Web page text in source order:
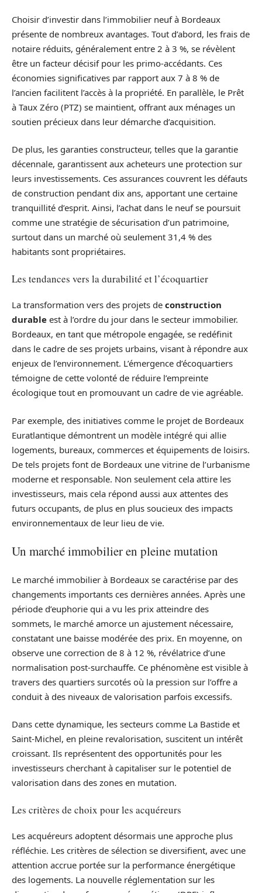
Choisir d’investir dans l’immobilier neuf à Bordeaux
présente de nombreux avantages. Tout d’abord, les frais de
notaire réduits, généralement entre 2 à 3 %, se révèlent
être un facteur décisif pour les primo-accédants. Ces
économies significatives par rapport aux 7 à 8 % de
l’ancien facilitent l’accès à la propriété. En parallèle, le Prêt
à Taux Zéro (PTZ) se maintient, offrant aux ménages un
soutien précieux dans leur démarche d’acquisition.
De plus, les garanties constructeur, telles que la garantie
décennale, garantissent aux acheteurs une protection sur
leurs investissements. Ces assurances couvrent les défauts
de construction pendant dix ans, apportant une certaine
tranquillité d’esprit. Ainsi, l’achat dans le neuf se poursuit
comme une stratégie de sécurisation d’un patrimoine,
surtout dans un marché où seulement 31,4 % des
habitants sont propriétaires.
Les tendances vers la durabilité et l’écoquartier
La transformation vers des projets de construction
durable est à l’ordre du jour dans le secteur immobilier.
Bordeaux, en tant que métropole engagée, se redéfinit
dans le cadre de ses projets urbains, visant à répondre aux
enjeux de l’environnement. L’émergence d’écoquartiers
témoigne de cette volonté de réduire l’empreinte
écologique tout en promouvant un cadre de vie agréable.
Par exemple, des initiatives comme le projet de Bordeaux
Euratlantique démontrent un modèle intégré qui allie
logements, bureaux, commerces et équipements de loisirs.
De tels projets font de Bordeaux une vitrine de l’urbanisme
moderne et responsable. Non seulement cela attire les
investisseurs, mais cela répond aussi aux attentes des
futurs occupants, de plus en plus soucieux des impacts
environnementaux de leur lieu de vie.
Un marché immobilier en pleine mutation
Le marché immobilier à Bordeaux se caractérise par des
changements importants ces dernières années. Après une
période d’euphorie qui a vu les prix atteindre des
sommets, le marché amorce un ajustement nécessaire,
constatant une baisse modérée des prix. En moyenne, on
observe une correction de 8 à 12 %, révélatrice d’une
normalisation post-surchauffe. Ce phénomène est visible à
travers des quartiers surcotés où la pression sur l’offre a
conduit à des niveaux de valorisation parfois excessifs.
Dans cette dynamique, les secteurs comme La Bastide et
Saint-Michel, en pleine revalorisation, suscitent un intérêt
croissant. Ils représentent des opportunités pour les
investisseurs cherchant à capitaliser sur le potentiel de
valorisation dans des zones en mutation.
Les critères de choix pour les acquéreurs
Les acquéreurs adoptent désormais une approche plus
réfléchie. Les critères de sélection se diversifient, avec une
attention accrue portée sur la performance énergétique
des logements. La nouvelle réglementation sur les